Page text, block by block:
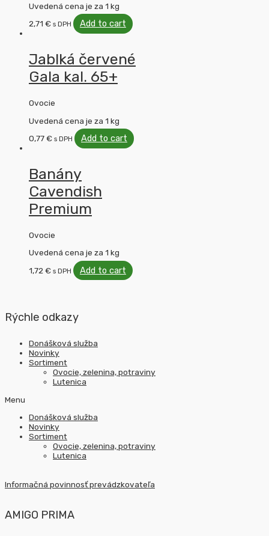
Uvedená cena je za 1 kg
2,71 € s DPH Add to cart
Jablká červené
Gala kal. 65+
Ovocie
Uvedená cena je za 1 kg
0,77€ s DPH Add to cart
Banány
Cavendish
Premium
Ovocie
Uvedená cena je za 1 kg
1,72 € s DPH Add to cart
Rýchle odkazy
Donášková služba
Novinky
Sortiment
Ovocie, zelenina, potraviny
Lutenica
Menu
Donášková služba
Novinky
Sortiment
Ovocie, zelenina, potraviny
Lutenica
Informačná povinnosť prevádzkovateľa
AMIGO PRIMA